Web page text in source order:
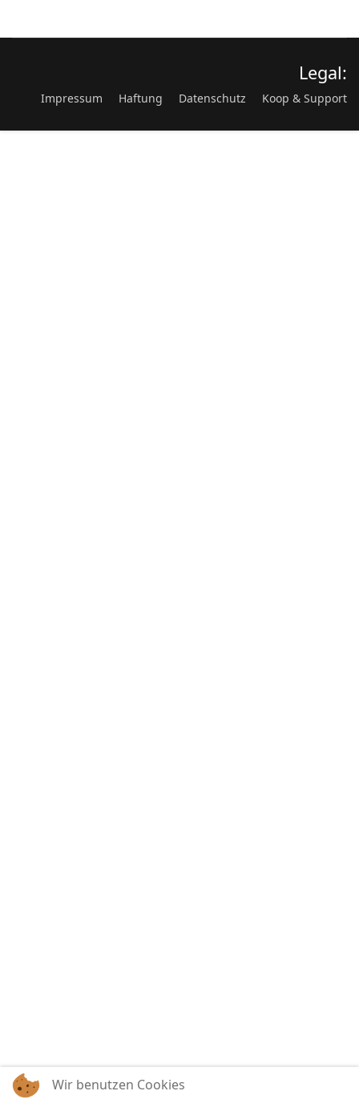
Legal:
Impressum Haftung Datenschutz Koop & Support
Wir benutzen Cookies